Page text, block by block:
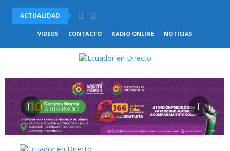
ACTUALIDAD
UNICEF DENUNCIÓ LA DRAMÁTICA SITUACIÓN QUE ATRAVIESAN
VIDEOS CONTACTO RADIO ONLINE NOTICIAS